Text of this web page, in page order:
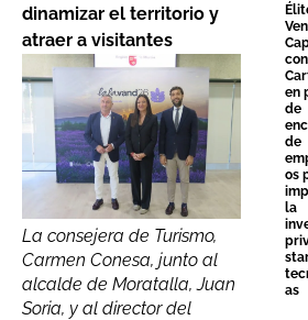
dinamizar el territorio y
atraer a visitantes
La consejera de Turismo,
Carmen Conesa, junto al
alcalde de Moratalla, Juan
Soria, y al director del
en
de
de
os
la
as